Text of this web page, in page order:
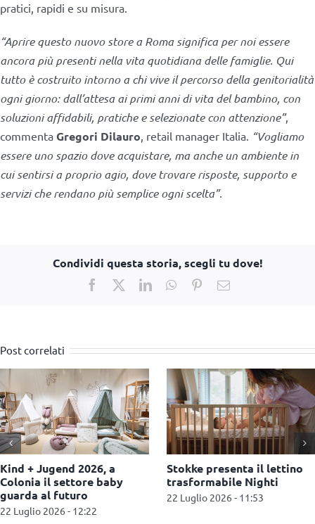
pratici, rapidi e su misura.
“Aprire questo nuovo store a Roma significa per noi essere
ancora più presenti nella vita quotidiana delle famiglie. Qui
tutto è costruito intorno a chi vive il percorso della genitorialità
ogni giorno: dall’attesa ai primi anni di vita del bambino, con
soluzioni affidabili, pratiche e selezionate con attenzione”,
commenta Gregori Dilauro, retail manager Italia. “Vogliamo
essere uno spazio dove acquistare, ma anche un ambiente in
cui sentirsi a proprio agio, dove trovare risposte, supporto e
servizi che rendano più semplice ogni scelta”.
Condividi questa storia, scegli tu dove!
Facebook
X LinkedInWhatsApp
PinterestEmail
Post correlati
Lillydoo amplia la sua
offerta con la nuova linea
skincare
2 Luglio 2026 - 11:37
Generazione G, si rinnova il
sostegno alle famiglie
fragili